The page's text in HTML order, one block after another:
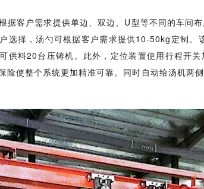
据客户需求提供单边、双边、U型等不同的车间
选择，汤勺可根据客户需求提供10-50kg定制。
供料20台压铸机。此外，定位装置使用行程开
险使整个系统更加精准可靠。同时自动给汤机两